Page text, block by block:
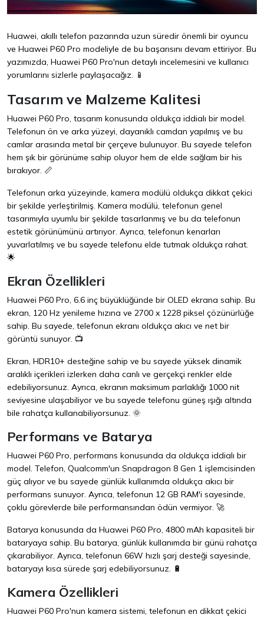
Huawei, akıllı telefon pazarında uzun süredir önemli bir oyuncu
ve Huawei P60 Pro modeliyle de bu başarısını devam ettiriyor. Bu
yazımızda, Huawei P60 Pro'nun detaylı incelemesini ve kullanıcı
yorumlarını sizlerle paylaşacağız. 📱
Tasarım ve Malzeme Kalitesi
Huawei P60 Pro, tasarım konusunda oldukça iddialı bir model.
Telefonun ön ve arka yüzeyi, dayanıklı camdan yapılmış ve bu
camlar arasında metal bir çerçeve bulunuyor. Bu sayede telefon
hem şık bir görünüme sahip oluyor hem de elde sağlam bir his
bırakıyor. 📏
Telefonun arka yüzeyinde, kamera modülü oldukça dikkat çekici
bir şekilde yerleştirilmiş. Kamera modülü, telefonun genel
tasarımıyla uyumlu bir şekilde tasarlanmış ve bu da telefonun
estetik görünümünü artırıyor. Ayrıca, telefonun kenarları
yuvarlatılmış ve bu sayede telefonu elde tutmak oldukça rahat.
🌟
Ekran Özellikleri
Huawei P60 Pro, 6.6 inç büyüklüğünde bir OLED ekrana sahip. Bu
ekran, 120 Hz yenileme hızına ve 2700 x 1228 piksel çözünürlüğe
sahip. Bu sayede, telefonun ekranı oldukça akıcı ve net bir
görüntü sunuyor. 📺
Ekran, HDR10+ desteğine sahip ve bu sayede yüksek dinamik
aralıklı içerikleri izlerken daha canlı ve gerçekçi renkler elde
edebiliyorsunuz. Ayrıca, ekranın maksimum parlaklığı 1000 nit
seviyesine ulaşabiliyor ve bu sayede telefonu güneş ışığı altında
bile rahatça kullanabiliyorsunuz. 🌞
Performans ve Batarya
Huawei P60 Pro, performans konusunda da oldukça iddialı bir
model. Telefon, Qualcomm'un Snapdragon 8 Gen 1 işlemcisinden
güç alıyor ve bu sayede günlük kullanımda oldukça akıcı bir
performans sunuyor. Ayrıca, telefonun 12 GB RAM'i sayesinde,
çoklu görevlerde bile performansından ödün vermiyor. 🚀
Batarya konusunda da Huawei P60 Pro, 4800 mAh kapasiteli bir
bataryaya sahip. Bu batarya, günlük kullanımda bir günü rahatça
çıkarabiliyor. Ayrıca, telefonun 66W hızlı şarj desteği sayesinde,
bataryayı kısa sürede şarj edebiliyorsunuz. 🔋
Kamera Özellikleri
Huawei P60 Pro'nun kamera sistemi, telefonun en dikkat çekici